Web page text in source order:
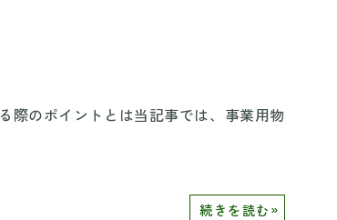
際のポイントとは当記事では、事業用物
続きを読む»